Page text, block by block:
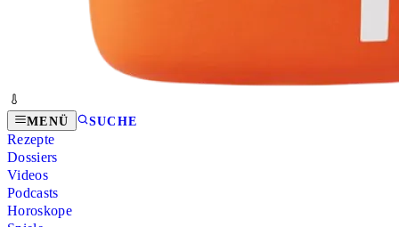
MENÜ SUCHE
Rezepte
Dossiers
Videos
Podcasts
Horoskope